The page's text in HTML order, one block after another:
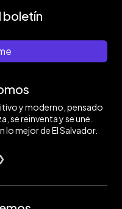
boletín
y moderno, pensado
se reinventa y se une.
mejor de El Salvador.